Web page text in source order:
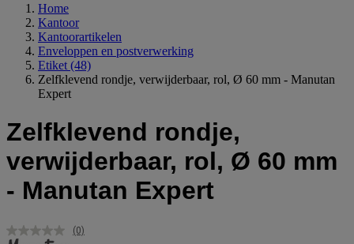
Home
Kantoor
Kantoorartikelen
Enveloppen en postverwerking
Etiket (48)
Zelfklevend rondje, verwijderbaar, rol, Ø 60 mm - Manutan
Expert
Zelfklevend rondje,
verwijderbaar, rol, Ø 60 mm
- Manutan Expert
Geen
(0)